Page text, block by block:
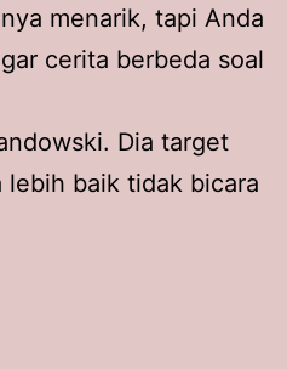
menarik, tapi Anda
cerita berbeda soal
Dia target
lebih baik tidak bicara